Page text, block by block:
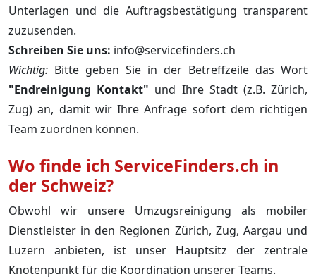
Unterlagen und die Auftragsbestätigung transparent
zuzusenden.
Schreiben Sie uns: info@servicefinders.ch
Wichtig: Bitte geben Sie in der Betreffzeile das Wort
"Endreinigung Kontakt" und Ihre Stadt (z.B. Zürich,
Zug) an, damit wir Ihre Anfrage sofort dem richtigen
Team zuordnen können.
Wo finde ich ServiceFinders.ch in
der Schweiz?
Obwohl wir unsere Umzugsreinigung als mobiler
Dienstleister in den Regionen Zürich, Zug, Aargau und
Luzern anbieten, ist unser Hauptsitz der zentrale
Knotenpunkt für die Koordination unserer Teams.